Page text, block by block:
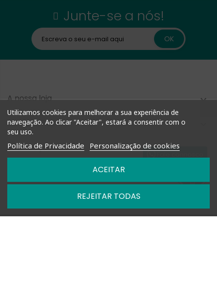
Utilizamos cookies para melhorar a sua experiência de
navegação. Ao clicar "Aceitar", estará a consentir com o
seu uso.
Política de Privacidade Personalização de cookies
REJEITAR TODAS
ACEITAR
Junte-se a nós!
A nossa loja 
Compra Rápida
Informação